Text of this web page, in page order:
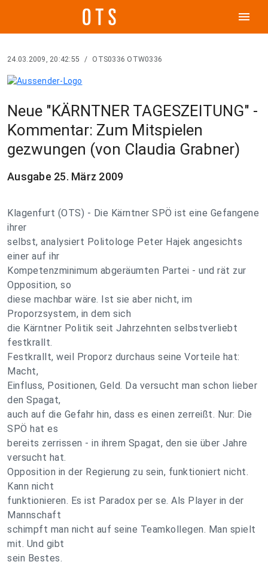
menu
24.03.2009, 20:42:55 / OTS0336 OTW0336
Neue "KÄRNTNER TAGESZEITUNG" -
Kommentar: Zum Mitspielen
gezwungen (von Claudia Grabner)
Ausgabe 25. März 2009
Klagenfurt (OTS) - Die Kärntner SPÖ ist eine Gefangene
ihrer
selbst, analysiert Politologe Peter Hajek angesichts
einer auf ihr
Kompetenzminimum abgeräumten Partei - und rät zur
Opposition, so
diese machbar wäre. Ist sie aber nicht, im
Proporzsystem, in dem sich
die Kärntner Politik seit Jahrzehnten selbstverliebt
festkrallt.
Festkrallt, weil Proporz durchaus seine Vorteile hat:
Macht,
Einfluss, Positionen, Geld. Da versucht man schon lieber
den Spagat,
auch auf die Gefahr hin, dass es einen zerreißt. Nur: Die
SPÖ hat es
bereits zerrissen - in ihrem Spagat, den sie über Jahre
versucht hat.
Opposition in der Regierung zu sein, funktioniert nicht.
Kann nicht
funktionieren. Es ist Paradox per se. Als Player in der
Mannschaft
schimpft man nicht auf seine Teamkollegen. Man spielt
mit. Und gibt
sein Bestes.